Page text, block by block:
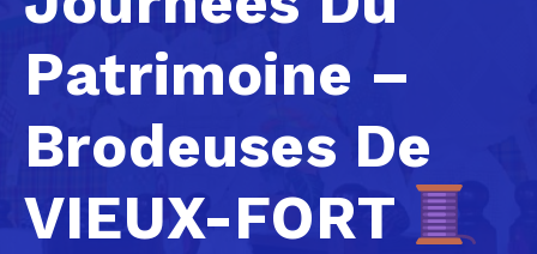
De
Santé
Contact
Délibérations
Patrimoine –
Brodeuses De
VIEUX-FORT